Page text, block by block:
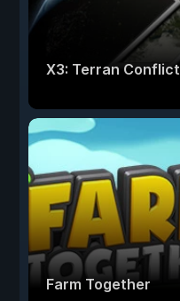
X3: Terran Conflict
Farm Together